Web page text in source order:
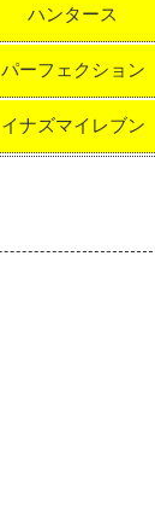
ハンタース
パーフェクション
イナズマイレブン